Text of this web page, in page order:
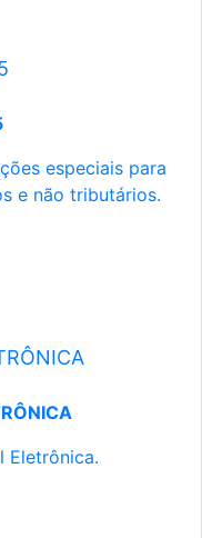
especiais para
e não tributários.
Eletrônica.